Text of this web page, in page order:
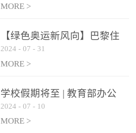
MORE >
【绿色奥运新风向】巴黎住
宿风波：优吸环保共建健康
绿色家居
2024 - 07 - 31
MORE >
学校假期将至 | 教育部办公
厅关于加强学校新建校舍室
内空气质量管理通知
2024 - 07 - 10
MORE >